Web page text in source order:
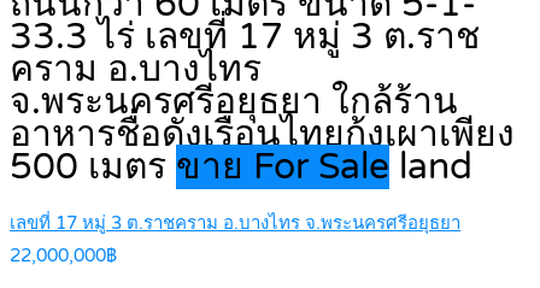
33.3 ไร่ เลขที่ 17 หมู่ 3 ต.ราช
คราม อ.บางไทร
จ.พระนครศรีอยุธยา ใกล้ร้าน
อาหารชื่อดังเรือนไทยกุ้งเผาเพียง
500 เมตร ขาย For Sale land
เลขที่ 17 หมู่ 3 ต.ราชคราม อ.บางไทร จ.พระนครศรีอยุธยา
22,000,000฿